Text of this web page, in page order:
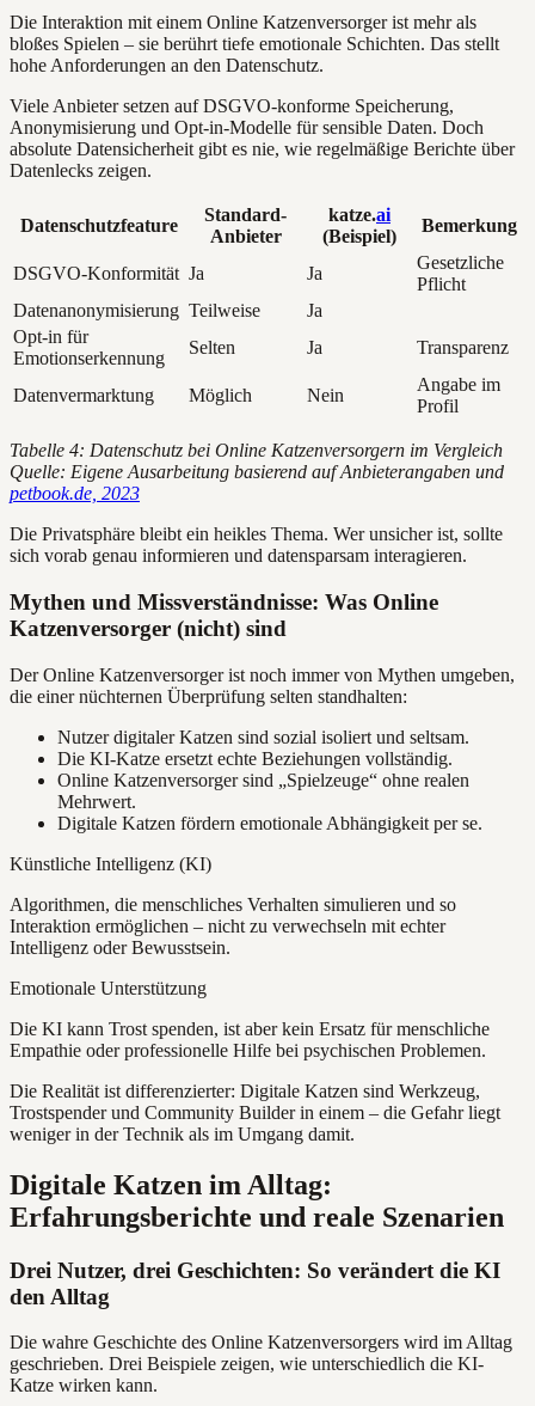
Die Interaktion mit einem Online Katzenversorger ist mehr als
bloßes Spielen – sie berührt tiefe emotionale Schichten. Das stellt
hohe Anforderungen an den Datenschutz.
Viele Anbieter setzen auf DSGVO-konforme Speicherung,
Anonymisierung und Opt-in-Modelle für sensible Daten. Doch
absolute Datensicherheit gibt es nie, wie regelmäßige Berichte über
Datenlecks zeigen.
Datenschutzfeature
Standard-
Anbieter
katze.ai
(Beispiel)
Bemerkung
DSGVO-Konformität Ja Ja
Gesetzliche
Pflicht
Datenanonymisierung Teilweise
Ja
Opt-in für
Emotionserkennung
Selten Ja Transparenz
Datenvermarktung Möglich Nein
Angabe im
Profil
Tabelle 4: Datenschutz bei Online Katzenversorgern im Vergleich
Quelle: Eigene Ausarbeitung basierend auf Anbieterangaben und
petbook.de, 2023
Die Privatsphäre bleibt ein heikles Thema. Wer unsicher ist, sollte
sich vorab genau informieren und datensparsam interagieren.
Mythen und Missverständnisse: Was Online
Katzenversorger (nicht) sind
Der Online Katzenversorger ist noch immer von Mythen umgeben,
die einer nüchternen Überprüfung selten standhalten:
Nutzer digitaler Katzen sind sozial isoliert und seltsam.
Die KI-Katze ersetzt echte Beziehungen vollständig.
Online Katzenversorger sind „Spielzeuge“ ohne realen
Mehrwert.
Digitale Katzen fördern emotionale Abhängigkeit per se.
Künstliche Intelligenz (KI)
Algorithmen, die menschliches Verhalten simulieren und so
Interaktion ermöglichen – nicht zu verwechseln mit echter
Intelligenz oder Bewusstsein.
Emotionale Unterstützung
Die KI kann Trost spenden, ist aber kein Ersatz für menschliche
Empathie oder professionelle Hilfe bei psychischen Problemen.
Die Realität ist differenzierter: Digitale Katzen sind Werkzeug,
Trostspender und Community Builder in einem – die Gefahr liegt
weniger in der Technik als im Umgang damit.
Digitale Katzen im Alltag:
Erfahrungsberichte und reale Szenarien
Drei Nutzer, drei Geschichten: So verändert die KI
den Alltag
Die wahre Geschichte des Online Katzenversorgers wird im Alltag
geschrieben. Drei Beispiele zeigen, wie unterschiedlich die KI-
Katze wirken kann.